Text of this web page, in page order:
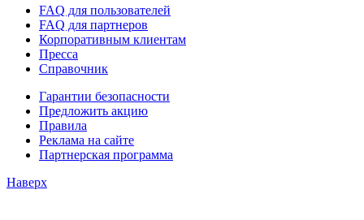
FAQ для пользователей
FAQ для партнеров
Корпоративным клиентам
Пресса
Справочник
Гарантии безопасности
Предложить акцию
Правила
Реклама на сайте
Партнерская программа
Наверх